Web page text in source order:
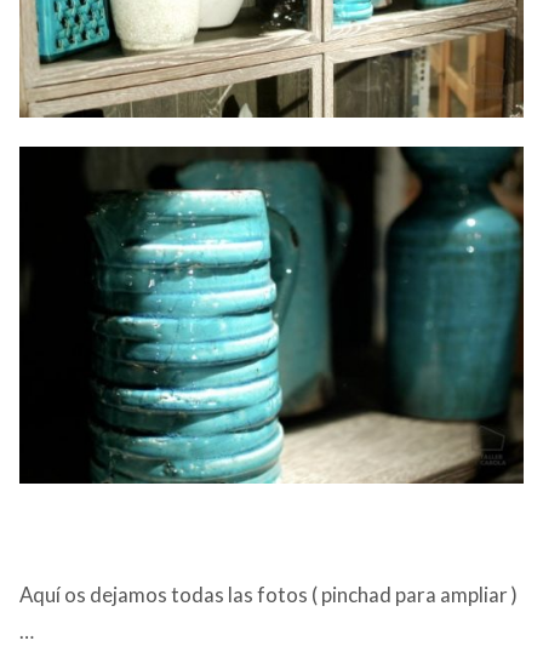
Aquí os dejamos todas las fotos ( pinchad para ampliar )
…